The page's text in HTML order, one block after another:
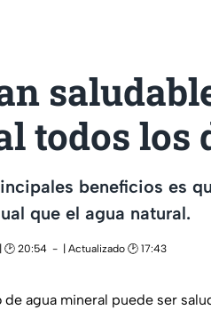
todos los
beneficios es
que el agua natural.
🕑 20:54
| Actualizado 🕑 17:43
agua mineral puede ser